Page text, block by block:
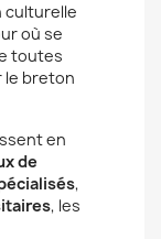
culturelle
où se
toutes
le breton
en
de
,
, les